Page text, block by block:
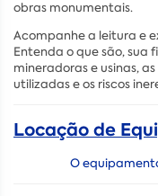
obras monumentais.
Acompanhe a leitura e
Entenda o que são, sua
mineradoras e usinas,
utilizadas e os riscos
Locação de
O